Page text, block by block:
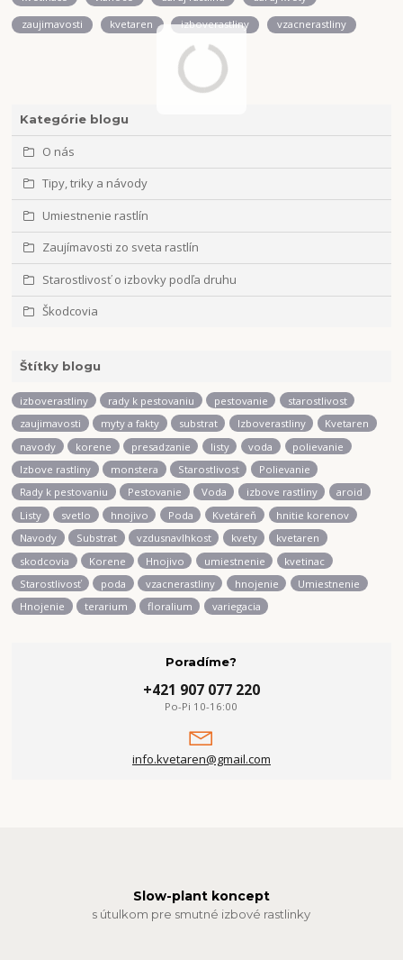
Kategórie blogu
O nás
Tipy, triky a návody
Umiestnenie rastlín
Zaujímavosti zo sveta rastlín
Starostlivosť o izbovky podľa druhu
Škodcovia
Štítky blogu
izboverastliny rady k pestovaniu pestovanie
starostlivost
zaujimavosti
myty a fakty substrat Izboverastliny
Kvetaren
navody
korene presadzanie listy voda
polievanie
Izbove rastliny
monstera Starostlivost
Polievanie
Rady k pestovaniu
Pestovanie Voda izbove rastliny
aroid
Listy
svetlo hnojivo Poda Kvetáreň
hnitie korenov
Navody
Substrat vzdusnavlhkost kvety
kvetaren
skodcovia
Korene Hnojivo umiestnenie
kvetinac
Starostlivosť
poda vzacnerastliny hnojenie
Umiestnenie
Hnojenie
terarium floralium variegacia
Poradíme?
+421 907 077 220
Po-Pi 10-16:00
info.kvetaren@gmail.com
zaujimavosti kvetaren izboverastliny vzacnerastliny
Slow-plant koncept
s útulkom pre smutné izbové rastlinky